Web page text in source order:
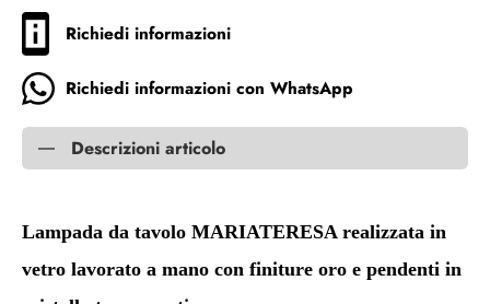
Richiedi informazioni
Richiedi informazioni con WhatsApp
Descrizioni articolo
Lampada da tavolo MARIATERESA realizzata in
vetro lavorato a mano con finiture oro e pendenti in